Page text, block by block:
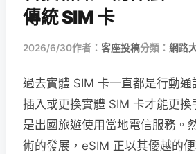
傳統 SIM 卡
2026/6/30作者： 客座投稿分類： 網路
過去實體 SIM 卡一直都是行動
插入或更換實體 SIM 卡才能更
是出國旅遊使用當地電信服務。
術的發展，eSIM 正以其優越的